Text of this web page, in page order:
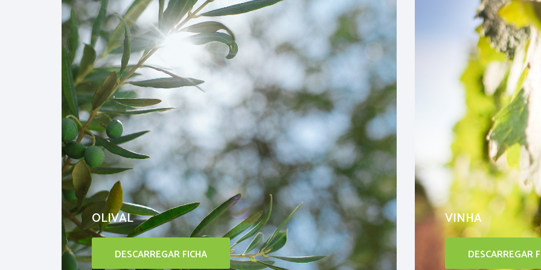
OLIVAL
DESCARREGAR FICHA
VINHA
DESCARREGAR